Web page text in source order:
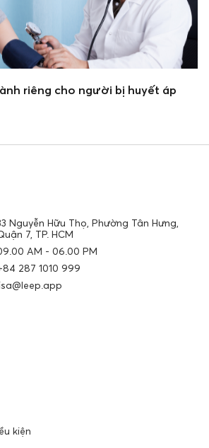
riêng cho người bị huyết áp
Nguyễn Hữu Thọ, Phường Tân Hưng,
7, TP. HCM
AM - 06.00 PM
287 1010 999
kiện